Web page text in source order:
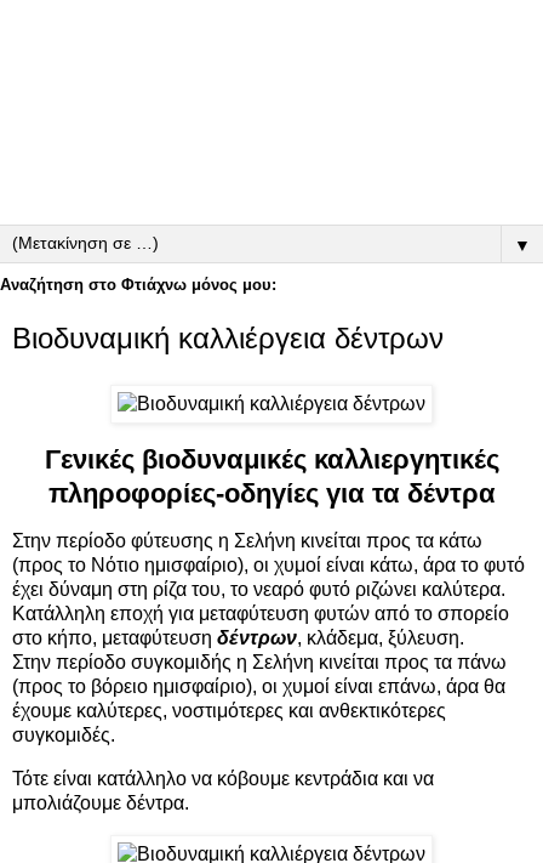
▼
Αναζήτηση στο Φτιάχνω μόνος μου:
Βιοδυναμική καλλιέργεια δέντρων
Γενικές βιοδυναμικές καλλιεργητικές
πληροφορίες-οδηγίες για τα δέντρα
Στην περίοδο φύτευσης η Σελήνη κινείται προς τα κάτω
(προς το Νότιο ημισφαίριο), οι χυμοί είναι κάτω, άρα το φυτό
έχει δύναμη στη ρίζα του, το νεαρό φυτό ριζώνει καλύτερα.
Κατάλληλη εποχή για μεταφύτευση φυτών από το σπορείο
στο κήπο, μεταφύτευση δέντρων, κλάδεμα, ξύλευση.
Στην περίοδο συγκομιδής η Σελήνη κινείται προς τα πάνω
(προς το βόρειο ημισφαίριο), οι χυμοί είναι επάνω, άρα θα
έχουμε καλύτερες, νοστιμότερες και ανθεκτικότερες
συγκομιδές.
Τότε είναι κατάλληλο να κόβουμε κεντράδια και να
μπολιάζουμε δέντρα.